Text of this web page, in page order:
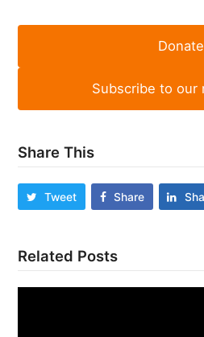
Donate
Subscribe to our
Share This
Tweet Share
Related Posts